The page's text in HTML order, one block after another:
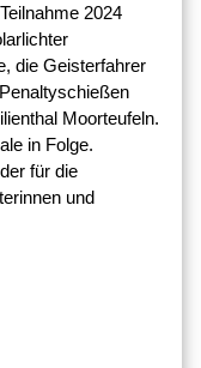
2024
die Geisterfahrer
Moorteufeln.
in Folge.
für die
und